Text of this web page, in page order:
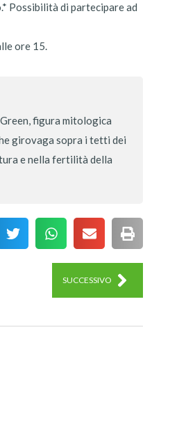
Possibilità di partecipare ad
ore 15.
figura mitologica
girovaga sopra i tetti dei
e nella fertilità della
SUCCESSIVO